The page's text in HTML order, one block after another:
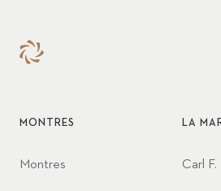
MONTRES
Montres
LA
Carl